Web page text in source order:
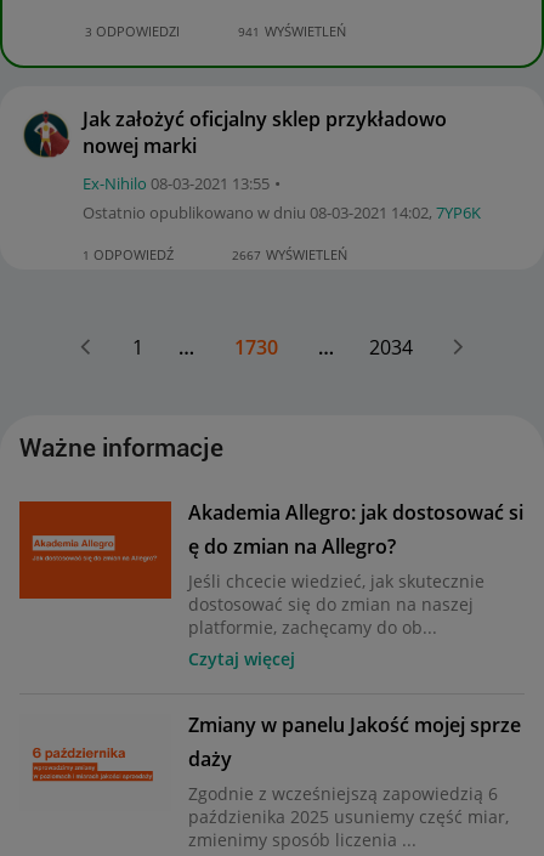
3 ODPOWIEDZI 941 WYŚWIETLEŃ
Jak założyć oficjalny sklep przykładowo
nowej marki
Ex-Nihilo ‎08-03-2021 13:55
Ostatnio opublikowano w dniu ‎08-03-2021 14:02, 7YP6K
1 ODPOWIEDŹ 2667 WYŚWIETLEŃ
1 … 1730 … 2034
Ważne informacje
Akademia Allegro: jak dostosować si
ę do zmian na Allegro?
Jeśli chcecie wiedzieć, jak skutecznie
dostosować się do zmian na naszej
platformie, zachęcamy do ob...
Czytaj więcej
Zmiany w panelu Jakość mojej sprze
daży
Zgodnie z wcześniejszą zapowiedzią 6
paździenika 2025 usuniemy część miar,
zmienimy sposób liczenia ...